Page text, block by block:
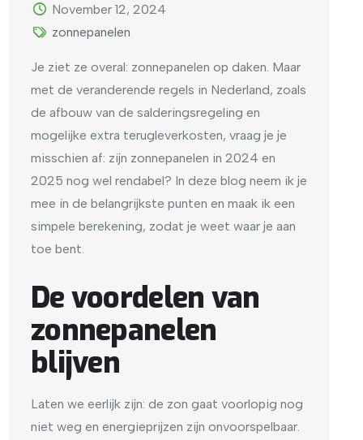
November 12, 2024
zonnepanelen
Je ziet ze overal: zonnepanelen op daken. Maar
met de veranderende regels in Nederland, zoals
de afbouw van de salderingsregeling en
mogelijke extra terugleverkosten, vraag je je
misschien af: zijn zonnepanelen in 2024 en
2025 nog wel rendabel? In deze blog neem ik je
mee in de belangrijkste punten en maak ik een
simpele berekening, zodat je weet waar je aan
toe bent.
De voordelen van
zonnepanelen
blijven
Laten we eerlijk zijn: de zon gaat voorlopig nog
niet weg en energieprijzen zijn onvoorspelbaar.